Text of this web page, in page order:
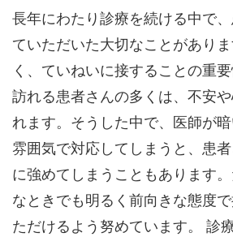
長年にわたり診療を続ける中で
ていただいた大切なことがあり
く、ていねいに接することの重
訪れる患者さんの多くは、不安
れます。そうした中で、医師が
雰囲気で対応してしまうと、患
に強めてしまうこともあります
なときでも明るく前向きな態度
ただけるよう努めています。 診